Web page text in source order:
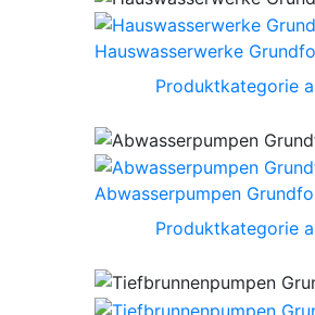
Hauswasserwerke
Produktkategorie
Abwasserpumpen
Produktkategorie